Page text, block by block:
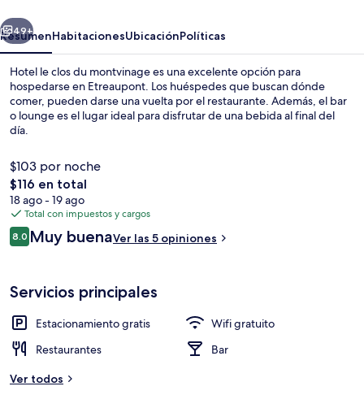
montvinage
Siguiente
49+
ResumenHabitacionesUbicaciónPolíticas
Hotel le clos du montvinage es una excelente opción para
hospedarse en Etreaupont. Los huéspedes que buscan dónde
comer, pueden darse una vuelta por el restaurante. Además, el bar
o lounge es el lugar ideal para disfrutar de una bebida al final del
día.
$103 por noche
El
precio
total
es
de
$116 en total
18 ago - 19 ago
Total con impuestos y cargos
Opiniones
8.08.0 de 10,
Muy buenaVer las 5 opiniones
Servicios principales
Estacionamiento gratis
Wifi gratuito
Restaurantes
Bar
Ver todos